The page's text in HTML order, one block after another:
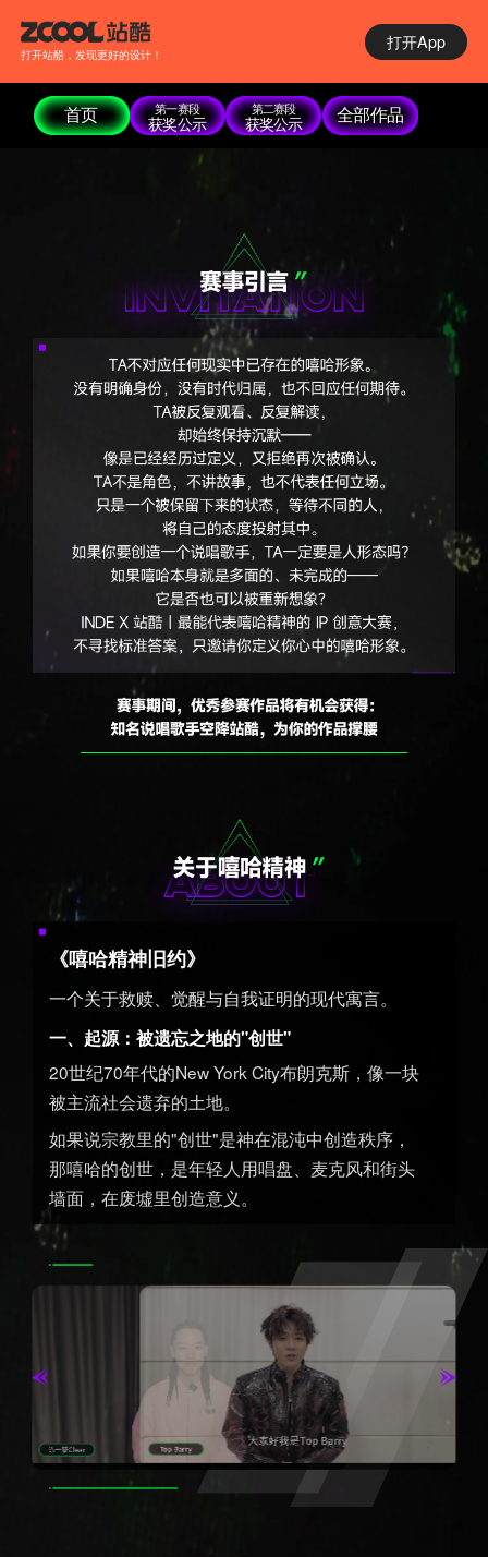
打开站酷，发现更好的设计！
打开App
首页 第一赛段
获奖公示
第二赛段
获奖公示 全部作品
《嘻哈精神旧约》
一个关于救赎、觉醒与自我证明的现代寓言。
一、起源：被遗忘之地的"创世"
20世纪70年代的New York City布朗克斯，像一块
被主流社会遗弃的土地。
如果说宗教里的"创世"是神在混沌中创造秩序，
那嘻哈的创世，是年轻人用唱盘、麦克风和街头
墙面，在废墟里创造意义。
早期推动者如DJ Kool Herc，就像"先知"—
他没有建立教堂，却创造了节奏；
没有写经文，却留下了方法。
二、启示：表达就是救赎
在宗教里，人通过祷告与神对话。
在嘻哈里，人通过Rap与世界对话。
MC站在舞台上，说的不是宏大叙事，而是个人处
境—贫穷、种族、街区、生存。这种表达本身，